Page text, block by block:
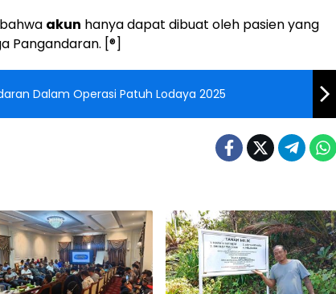
akun hanya dapat dibuat oleh pasien yang
Pangandaran. [®]
Dalam Operasi Patuh Lodaya 2025